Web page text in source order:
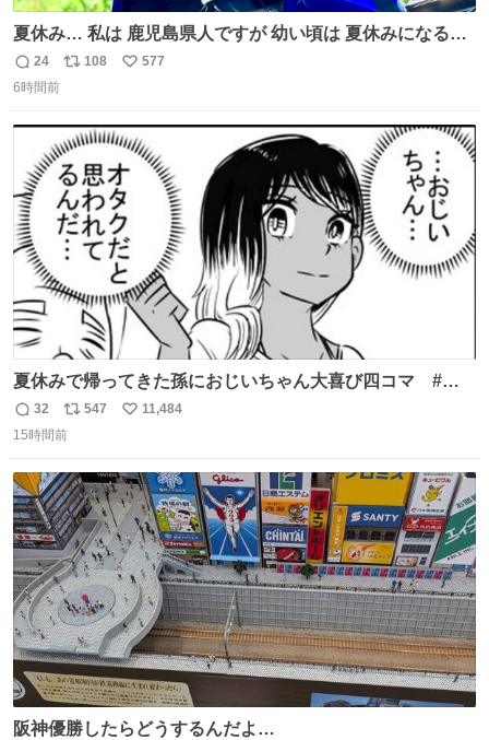
夏休み… 私は 鹿児島県人ですが 幼い頃は 夏休みになると
母の郷… 山梨へ遊びに行くのが楽しみでした 母の実家へ 1
ヶ月近く泊まって … … 今の私は 医療従事者 お盆休み？ﾅﾆ
景 淡い記憶 そんな思い出の風景… ありますか？
返
信
24
リ
ト
数
108
い
数
577
6時間前
夏休みで帰ってきた孫におじいちゃん大喜び四コマ #四
コマ漫画 #Web漫画 #漫画が読めるハッシュタグ
返
信
32
リ
ポ
ト
数
547
い
数
11,484
15時間前
阪神優勝したらどうするんだよ…